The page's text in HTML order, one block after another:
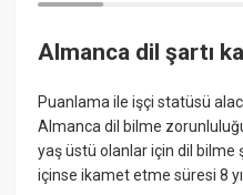
Almanca dil şartı
Puanlama ile işçi statüsü
Almanca dil bilme
yaş üstü olanlar için dil bilme
içinse ikamet etme süresi 8